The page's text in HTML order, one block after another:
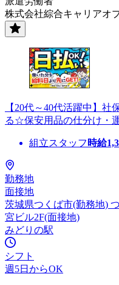
株式会社綜合キャリアオ
【20代～40代活躍中】
る☆保安用品の仕分け・
組立スタッフ 時給
勤務地
面接地
茨城県つくば市(勤務地)
宮ビル2F(面接地)
みどりの駅
シフト
週5日からOK